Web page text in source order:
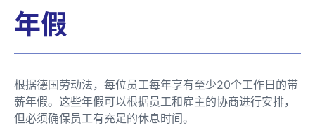
年假
根据德国劳动法，每位员工每年享有至少20个工作日的带
薪年假。这些年假可以根据员工和雇主的协商进行安排，
但必须确保员工有充足的休息时间。